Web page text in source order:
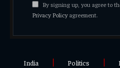
By signing up, you agree to
Privacy Policyagreement.
India Politics